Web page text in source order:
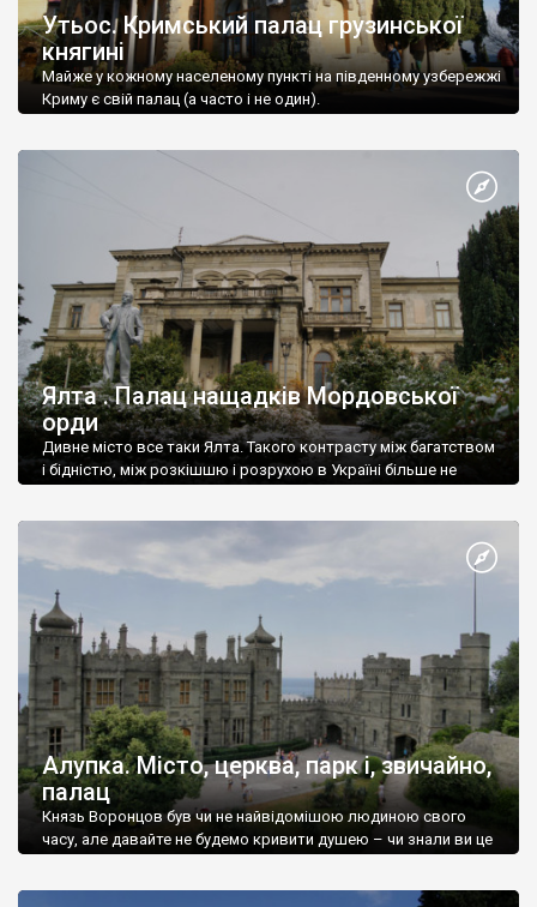
Утьос. Кримський палац грузинської
княгині
Майже у кожному населеному пункті на південному узбережжі
Криму є свій палац (а часто і не один).
Ялта . Палац нащадків Мордовської
орди
Дивне місто все таки Ялта. Такого контрасту між багатством
і бідністю, між розкішшю і розрухою в Україні більше не
Алупка. Місто, церква, парк і, звичайно,
палац
Князь Воронцов був чи не найвідомішою людиною свого
часу, але давайте не будемо кривити душею – чи знали ви це